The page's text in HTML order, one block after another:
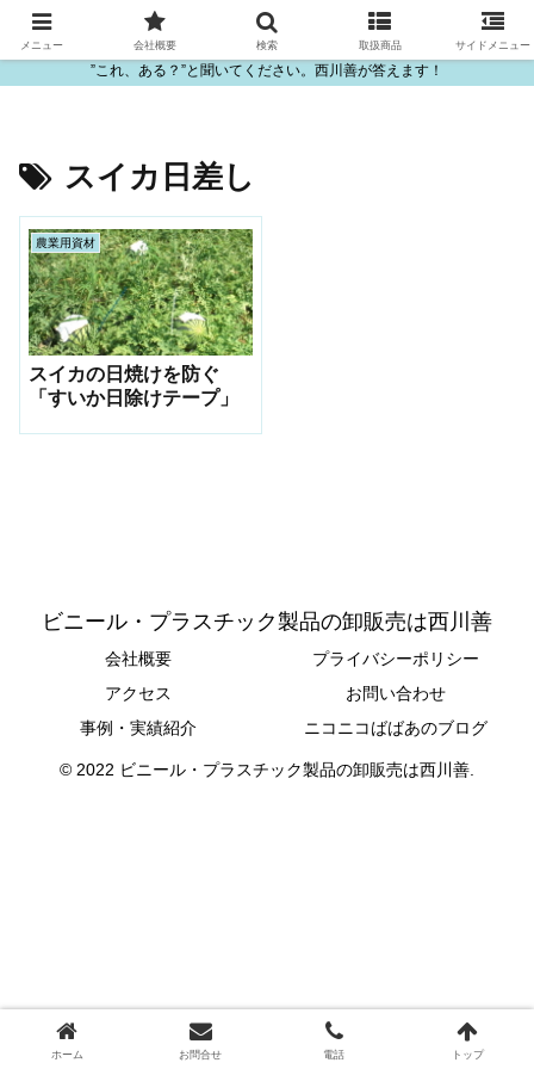
ビニール・プラスチック製品の卸販売は西川善
”これ、ある？”と聞いてください。西川善が答えます！
スイカ日差し
農業用資材
スイカの日焼けを防ぐ
「すいか日除けテープ」
ビニール・プラスチック製品の卸販売は西川善
会社概要
プライバシーポリシー
アクセス
お問い合わせ
事例・実績紹介
ニコニコばばあのブログ
© 2022 ビニール・プラスチック製品の卸販売は西川善.
メニュー 会社概要 検索 取扱商品 サイドメニュー
ホーム お問合せ 電話 トップ